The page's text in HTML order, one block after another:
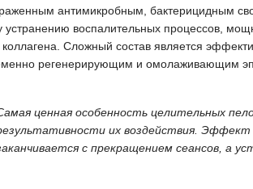
антимикробным, бактерицидным
устранению воспалительных процессов,
коллагена. Сложный состав является
регенерирующим и омолаживающим
ценная особенность целительных
их воздействия. Эффект
с прекращением сеансов, а